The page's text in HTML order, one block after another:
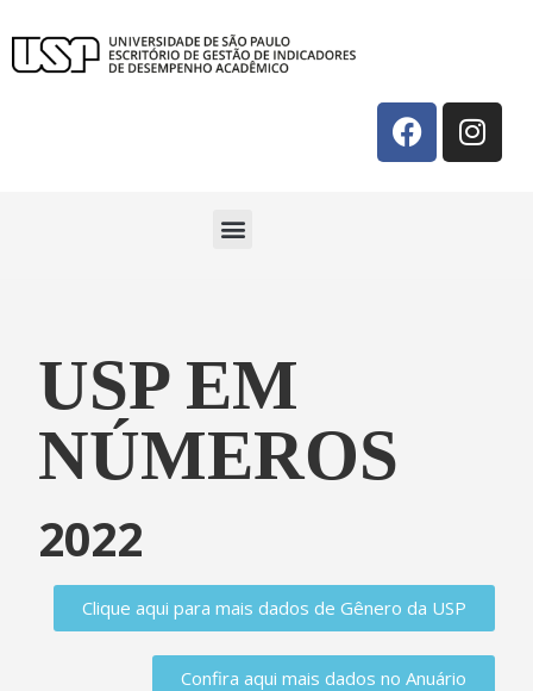
USP EM
NÚMEROS
2022
Clique aqui para mais dados de Gênero da USP
Confira aqui mais dados no Anuário